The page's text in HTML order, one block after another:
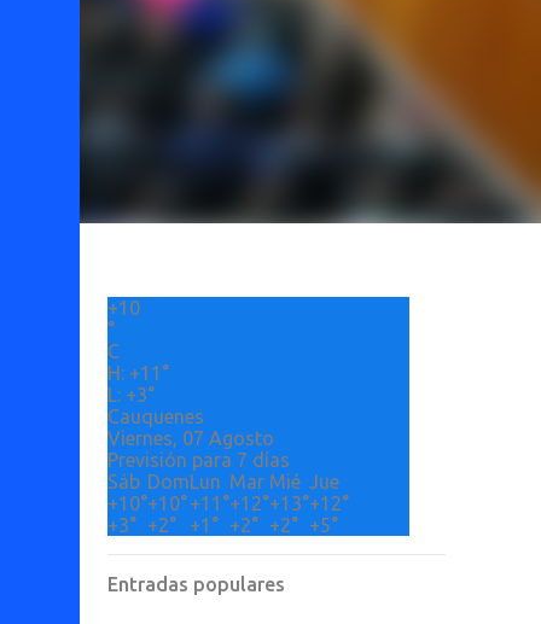
+10
°
C
H: +11°
L: +3°
Cauquenes
Viernes, 07 Agosto
Previsión para 7 días
Sáb DomLun Mar Mié Jue
+10°+10°+11°+12°+13°+12°
+3° +2° +1° +2° +2° +5°
Entradas populares